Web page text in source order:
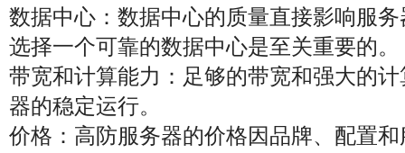
数据中心：数据中心的质量直接影响服
选择一个可靠的数据中心是至关重要的。
带宽和计算能力：足够的带宽和强大的
器的稳定运行。
价格：高防服务器的价格因品牌、配置